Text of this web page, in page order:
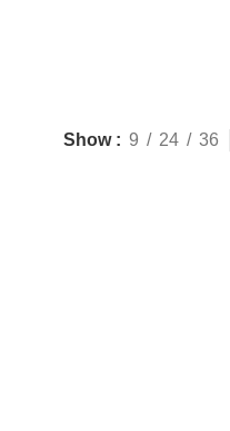
Show 9 24 36